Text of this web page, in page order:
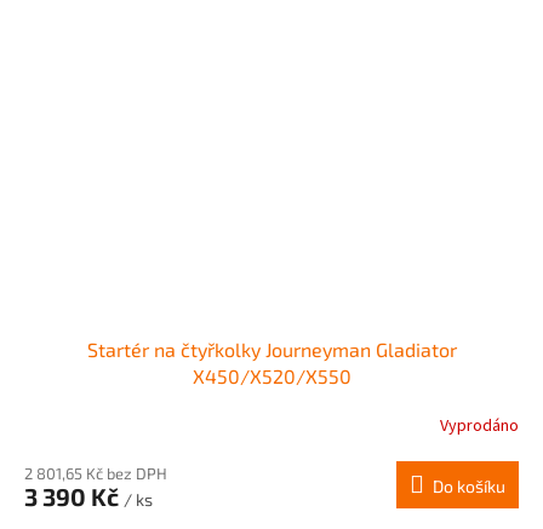
Startér na čtyřkolky Journeyman Gladiator
X450/X520/X550
Vyprodáno
2 801,65 Kč bez DPH
3 390 Kč / ks
Do košíku